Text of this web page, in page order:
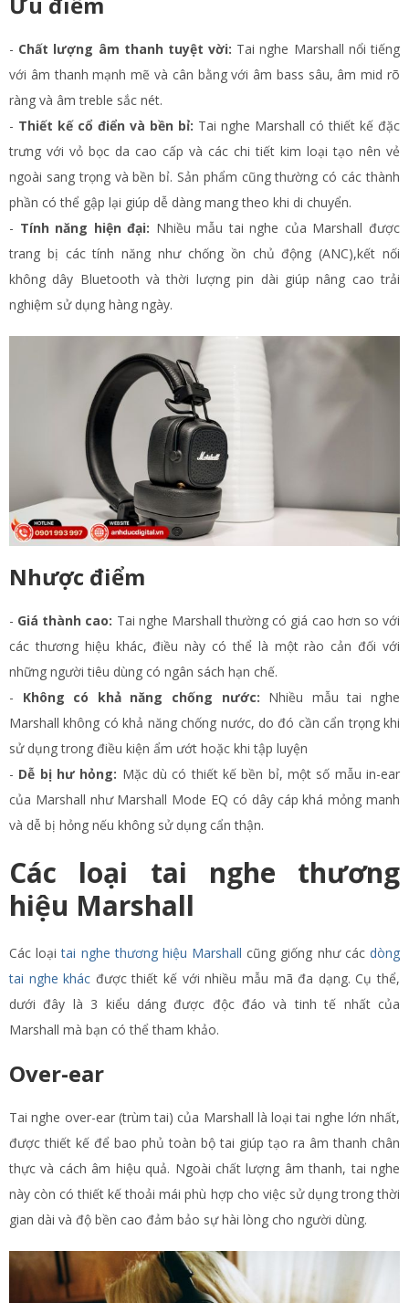
- Chất lượng âm thanh tuyệt vời: Tai nghe Marshall nổi tiếng
với âm thanh mạnh mẽ và cân bằng với âm bass sâu, âm mid rõ
ràng và âm treble sắc nét.
- Thiết kế cổ điển và bền bỉ: Tai nghe Marshall có thiết kế đặc
trưng với vỏ bọc da cao cấp và các chi tiết kim loại tạo nên vẻ
ngoài sang trọng và bền bỉ. Sản phẩm cũng thường có các thành
phần có thể gập lại giúp dễ dàng mang theo khi di chuyển​.
- Tính năng hiện đại: Nhiều mẫu tai nghe của Marshall được
trang bị các tính năng như chống ồn chủ động (ANC),kết nối
không dây Bluetooth và thời lượng pin dài giúp nâng cao trải
nghiệm sử dụng hàng ngày​.
Nhược điểm
- Giá thành cao: Tai nghe Marshall thường có giá cao hơn so với
các thương hiệu khác, điều này có thể là một rào cản đối với
những người tiêu dùng có ngân sách hạn chế​.
- Không có khả năng chống nước: Nhiều mẫu tai nghe
Marshall không có khả năng chống nước, do đó cần cẩn trọng khi
sử dụng trong điều kiện ẩm ướt hoặc khi tập luyện​
- Dễ bị hư hỏng: Mặc dù có thiết kế bền bỉ, một số mẫu in-ear
của Marshall như Marshall Mode EQ có dây cáp khá mỏng manh
và dễ bị hỏng nếu không sử dụng cẩn thận​.
Các loại tai nghe thương
hiệu Marshall
Các loạitai nghe thương hiệu Marshall cũng giống như cácdòng
tai nghe khác được thiết kế với nhiều mẫu mã đa dạng. Cụ thể,
dưới đây là 3 kiểu dáng được độc đáo và tinh tế nhất của
Marshall mà bạn có thể tham khảo.
Over-ear
Tai nghe over-ear (trùm tai) của Marshall là loại tai nghe lớn nhất,
được thiết kế để bao phủ toàn bộ tai giúp tạo ra âm thanh chân
thực và cách âm hiệu quả. Ngoài chất lượng âm thanh, tai nghe
này còn có thiết kế thoải mái phù hợp cho việc sử dụng trong thời
gian dài và độ bền cao đảm bảo sự hài lòng cho người dùng.